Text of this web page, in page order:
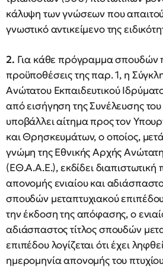
κάλυψη των γνώσεων που
γνωστικό αντικείμενο της
2. Για κάθε πρόγραμμα σπουδών
προϋποθέσεις της παρ. 1, η
Ανώτατου Εκπαιδευτικού
από εισήγηση της Συνέλευσης
υποβάλλει αίτημα προς τον
και Θρησκευμάτων, ο οποίος,
γνώμη της Εθνικής Αρχής
(ΕΘ.Α.Α.Ε.), εκδίδει διαπιστωτική
απονομής ενιαίου και
σπουδών μεταπτυχιακού
την έκδοση της απόφασης, ο
αδιάσπαστος τίτλος σπουδών
επιπέδου λογίζεται ότι έχει
ημερομηνία απονομής του